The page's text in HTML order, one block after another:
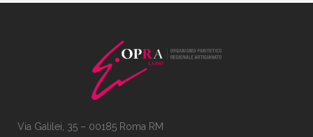
Via Galilei, 35 – 00185 Roma RM